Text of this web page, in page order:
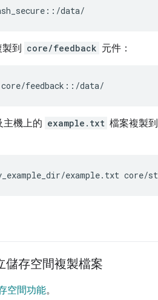
製到 core/feedback 元件：
主機上的 example.txt 檔案複製到
儲存空間複製檔案
空間功能。